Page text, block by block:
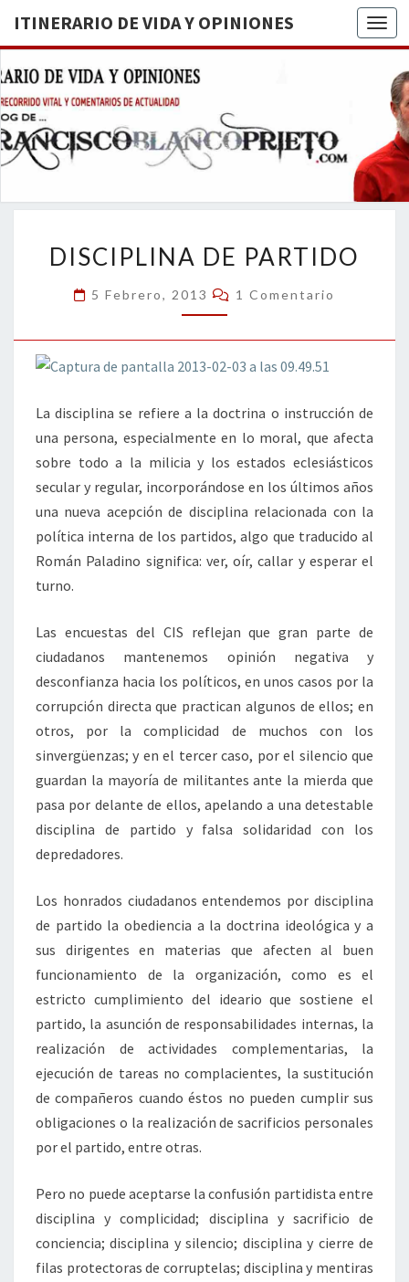
ITINERARIO DE VIDA Y OPINIONES
DE
BREVE
RECORRIDO
VITAL Y
ACTUALIDAD
DE
PARTIDO
DISCIPLINA DE PARTIDO
5 Febrero, 2013 Comentarios
1 Comentario
La disciplina se refiere a la doctrina o instrucción de
una persona, especialmente en lo moral, que afecta
sobre todo a la milicia y los estados eclesiásticos
secular y regular, incorporándose en los últimos años
una nueva acepción de disciplina relacionada con la
política interna de los partidos, algo que traducido al
Román Paladino significa: ver, oír, callar y esperar el
turno.
Las encuestas del CIS reflejan que gran parte de
ciudadanos mantenemos opinión negativa y
desconfianza hacia los políticos, en unos casos por la
corrupción directa que practican algunos de ellos; en
otros, por la complicidad de muchos con los
sinvergüenzas; y en el tercer caso, por el silencio que
guardan la mayoría de militantes ante la mierda que
pasa por delante de ellos, apelando a una detestable
disciplina de partido y falsa solidaridad con los
depredadores.
Los honrados ciudadanos entendemos por disciplina
de partido la obediencia a la doctrina ideológica y a
sus dirigentes en materias que afecten al buen
funcionamiento de la organización, como es el
estricto cumplimiento del ideario que sostiene el
partido, la asunción de responsabilidades internas, la
realización de actividades complementarias, la
ejecución de tareas no complacientes, la sustitución
de compañeros cuando éstos no pueden cumplir sus
obligaciones o la realización de sacrificios personales
por el partido, entre otras.
Pero no puede aceptarse la confusión partidista entre
disciplina y complicidad; disciplina y sacrificio de
conciencia; disciplina y silencio; disciplina y cierre de
filas protectoras de corruptelas; disciplina y mentiras